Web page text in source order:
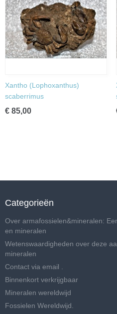
Xantho (Lophoxanthus)
scaberrimus
€ 85,00
Categorieën
Over armafossielen&mineralen:
en mineralen
Wetenswaardigheden over deze
mineralen
Contact via email .
Binnenkort verkrijgbaar
Mineralen wereldwijd
Fossielen Wereldwijd.